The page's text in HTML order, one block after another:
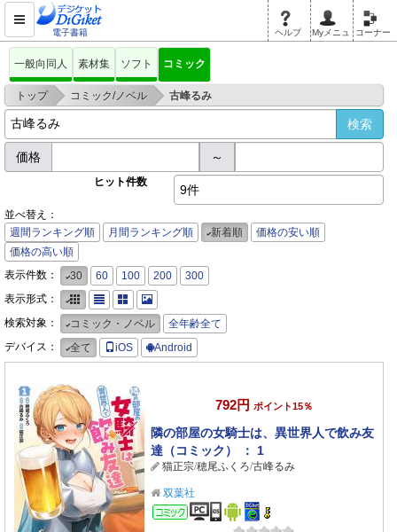
電子書籍 ヘルプ Myメニュ コーナー
一般向同人 素材集 ソフト コミック
トップ > コミック/ノベル > 古峰るみ
価格 ～
ヒット件数
9件
並べ替え：
週間ランキング順
月間ランキング順 新着順
価格の安い順
価格の高い順
表示件数：
30 60 100 200
300
表示形式：
検索対象：
コミック・ノベル
全年齢全て
デバイス：
全て iOS Android
792円 ポイント15％
隣の部屋の女騎士は、異世界人で飲み友
達（コミック） ： 1
猫正宗/穂尾ふくろ/古峰るみ
双葉社
コミック